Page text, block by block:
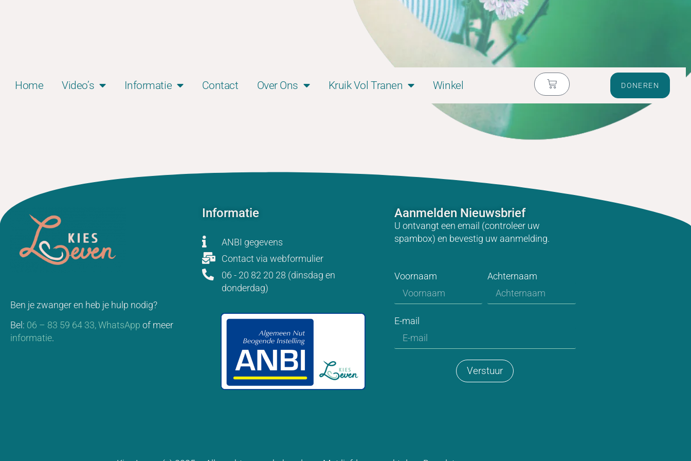
Home Video’s Informatie Contact Over Ons Kruik Vol Tranen Winkel DONEREN
Ben je zwanger en heb je hulp nodig?
Bel: 06 – 83 59 64 33,WhatsApp of meer
informatie.
Informatie
ANBI gegevens
Contact via webformulier
06 - 20 82 20 28 (dinsdag en
donderdag)
Aanmelden Nieuwsbrief
U ontvangt een email (controleer uw
spambox) en bevestig uw aanmelding.
Voornaam Achternaam
E-mail
Verstuur